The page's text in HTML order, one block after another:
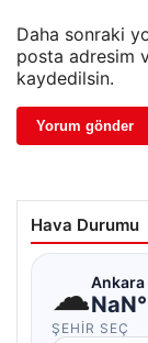
Daha sonraki
posta adresim
kaydedilsin.
Hava Durumu
☁Ankara
ŞEHIR SEÇ